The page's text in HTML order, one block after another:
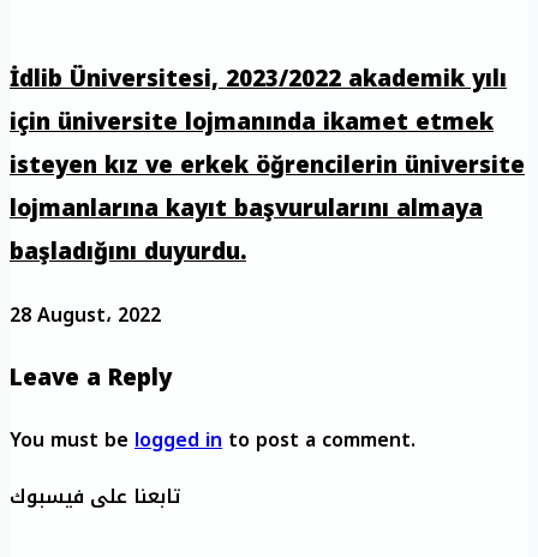
İdlib Üniversitesi, 2023/2022 akademik yılı
için üniversite lojmanında ikamet etmek
isteyen kız ve erkek öğrencilerin üniversite
lojmanlarına kayıt başvurularını almaya
başladığını duyurdu.
28 August، 2022
Leave a Reply
You must belogged into post a comment.
تابعنا على فيسبوك